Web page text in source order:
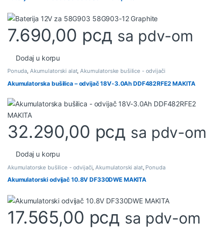
7.690,00 рсд sa pdv-om
Dodaj u korpu
Ponuda, Akumulatorski alat,Akumulatorske bušilice - odvijači
Akumulatorska bušilica – odvijač 18V-3.0Ah DDF482RFE2 MAKITA
32.290,00 рсд sa pdv-om
Dodaj u korpu
Akumulatorske bušilice - odvijači Akumulatorski alat, Ponuda
Akumulatorski odvijač 10.8V DF330DWE MAKITA
17.565,00 рсд sa pdv-om